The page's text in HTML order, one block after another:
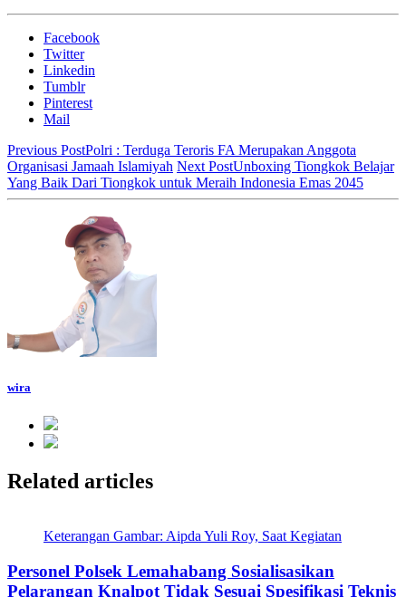
Facebook
Twitter
Linkedin
Tumblr
Pinterest
Mail
Previous PostPolri : Terduga Teroris FA Merupakan Anggota
Organisasi Jamaah Islamiyah Next PostUnboxing Tiongkok Belajar
Yang Baik Dari Tiongkok untuk Meraih Indonesia Emas 2045
wira
Related articles
Keterangan Gambar: Aipda Yuli Roy, Saat Kegiatan
Personel Polsek Lemahabang Sosialisasikan
Pelarangan Knalpot Tidak Sesuai Spesifikasi Teknis